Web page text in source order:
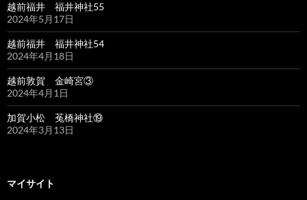
越前福井 福井神社55
2024年5月17日
越前福井 福井神社54
2024年4月18日
越前敦賀 金崎宮③
2024年4月1日
加賀小松 菟橋神社⑲
2024年3月13日
マイサイト